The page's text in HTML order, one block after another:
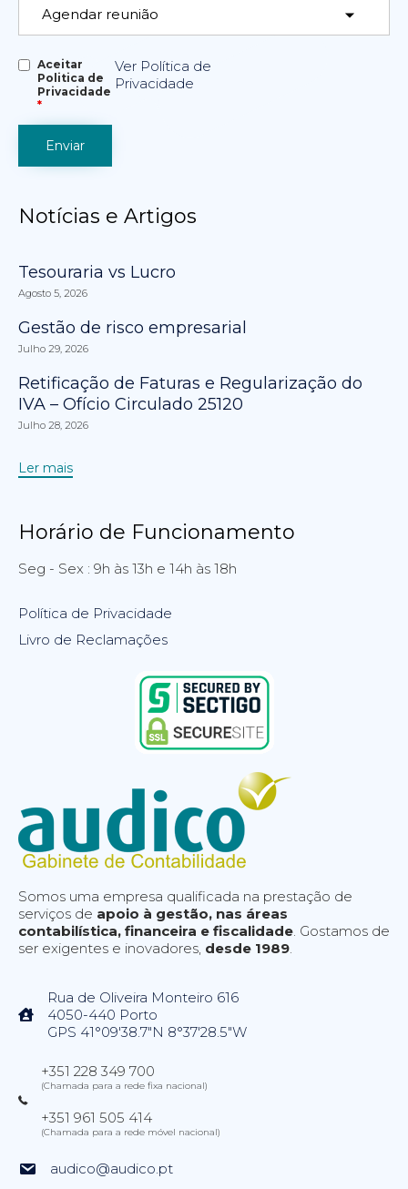
Aceitar
Politica de
Privacidade
*
Ver Política de
Privacidade
Notícias e Artigos
Tesouraria vs Lucro
Agosto 5, 2026
Gestão de risco empresarial
Julho 29, 2026
Retificação de Faturas e Regularização do
IVA – Ofício Circulado 25120
Julho 28, 2026
Ler mais
Horário de Funcionamento
Seg - Sex : 9h às 13h e 14h às 18h
Política de Privacidade
Livro de Reclamações
Somos uma empresa qualificada na prestação de
serviços de apoio à gestão, nas áreas
contabilística, financeira e fiscalidade. Gostamos de
ser exigentes e inovadores, desde 1989.
Rua de Oliveira Monteiro 616
4050-440 Porto
GPS 41°09'38.7"N 8°37'28.5"W
+351 228 349 700
(Chamada para a rede fixa nacional)
+351 961 505 414
(Chamada para a rede móvel nacional)
audico@audico.pt